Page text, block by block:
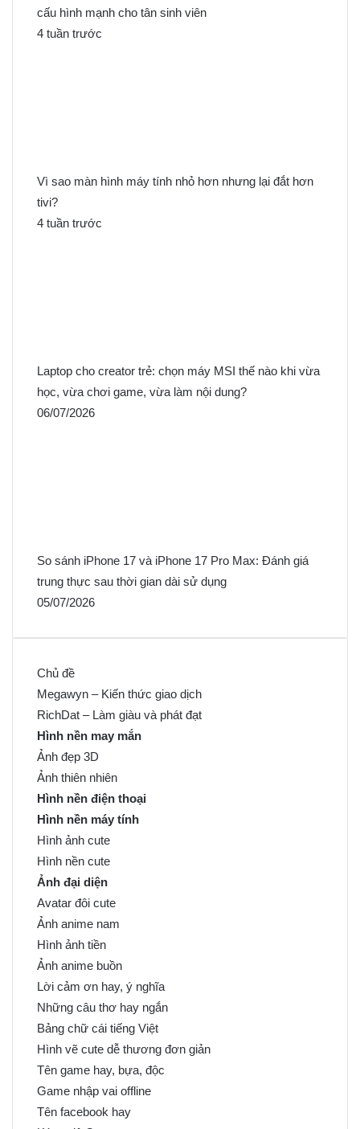
cấu hình mạnh cho tân sinh viên
4 tuần trước
Vì sao màn hình máy tính nhỏ hơn nhưng lại đắt hơn
tivi?
4 tuần trước
Laptop cho creator trẻ: chọn máy MSI thế nào khi vừa
học, vừa chơi game, vừa làm nội dung?
06/07/2026
So sánh iPhone 17 và iPhone 17 Pro Max: Đánh giá
trung thực sau thời gian dài sử dụng
05/07/2026
Chủ đề
Megawyn – Kiến thức giao dịch
RichDat – Làm giàu và phát đạt
Hình nền may mắn
Ảnh đẹp 3D
Ảnh thiên nhiên
Hình nền điện thoại
Hình nền máy tính
Hình ảnh cute
Hình nền cute
Ảnh đại diện
Avatar đôi cute
Ảnh anime nam
Hình ảnh tiền
Ảnh anime buồn
Lời cảm ơn hay, ý nghĩa
Những câu thơ hay ngắn
Bảng chữ cái tiếng Việt
Hình vẽ cute dễ thương đơn giản
Tên game hay, bựa, độc
Game nhập vai offline
Tên facebook hay